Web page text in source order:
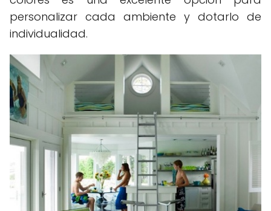
personalizar cada ambiente y dotarlo de
individualidad.